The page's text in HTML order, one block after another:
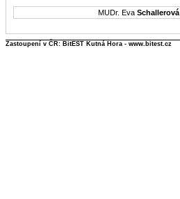
MUDr. Eva Schallerová
Zastoupení v ČR: BitEST Kutná Hora - www.bitest.cz